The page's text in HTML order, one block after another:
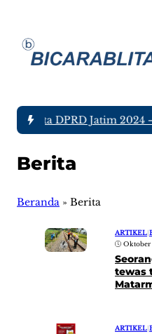
Anggota DPRD Jatim 2024
Berita
Beranda » Berita
ARTIKEL
Oktober
tewas
ARTIKEL|